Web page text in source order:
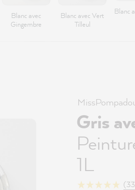
Blanc avec
Gingembre
Blanc avec Vert
Tilleul
Blanc
Gris
1L